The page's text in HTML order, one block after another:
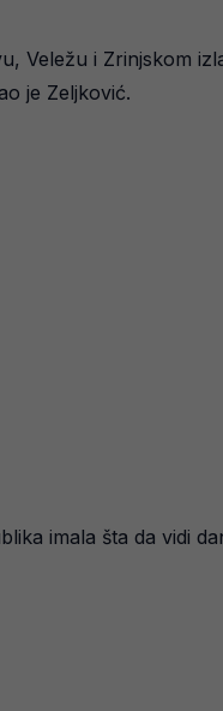
Veležu i Zrinjskom
je Zeljković.
imala šta da vidi